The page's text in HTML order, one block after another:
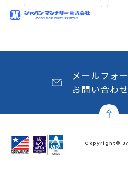
メールフォ
お問い合わ
Copyright©